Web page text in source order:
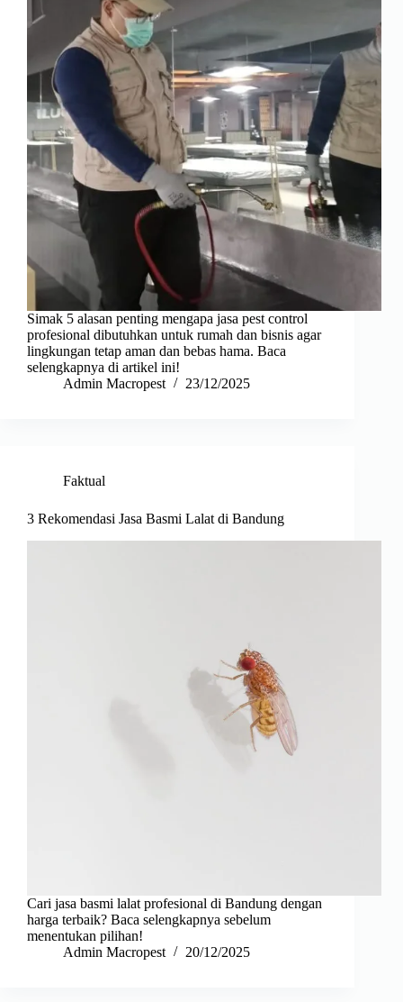
Simak 5 alasan penting mengapa jasa pest control
profesional dibutuhkan untuk rumah dan bisnis agar
lingkungan tetap aman dan bebas hama. Baca
selengkapnya di artikel ini!
Admin Macropest
23/12/2025
Faktual
3 Rekomendasi Jasa Basmi Lalat di Bandung
Cari jasa basmi lalat profesional di Bandung dengan
harga terbaik? Baca selengkapnya sebelum
menentukan pilihan!
Admin Macropest
20/12/2025